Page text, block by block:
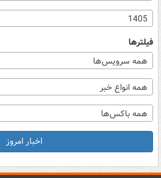
1405
فیلترها
همه سرویس‌ها
همه انواع خبر
همه باکس‌ها
اخبار امروز